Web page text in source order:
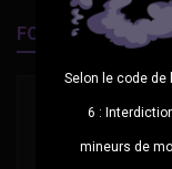
Selon le code de
6 :
mineurs de
FOURNISSEURS